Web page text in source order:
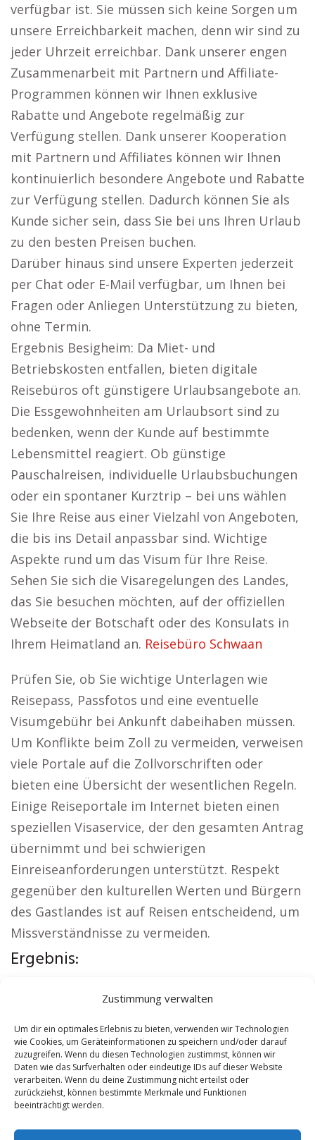
Zustimmung verwalten
Um dir ein optimales Erlebnis zu bieten, verwenden wir Technologien
wie Cookies, um Geräteinformationen zu speichern und/oder darauf
zuzugreifen. Wenn du diesen Technologien zustimmst, können wir
Daten wie das Surfverhalten oder eindeutige IDs auf dieser Website
verarbeiten. Wenn du deine Zustimmung nicht erteilst oder
zurückziehst, können bestimmte Merkmale und Funktionen
beeinträchtigt werden.
verfügbar ist. Sie müssen sich keine Sorgen um
unsere Erreichbarkeit machen, denn wir sind zu
jeder Uhrzeit erreichbar. Dank unserer engen
Zusammenarbeit mit Partnern und Affiliate-
Programmen können wir Ihnen exklusive
Rabatte und Angebote regelmäßig zur
Verfügung stellen. Dank unserer Kooperation
mit Partnern und Affiliates können wir Ihnen
kontinuierlich besondere Angebote und Rabatte
zur Verfügung stellen. Dadurch können Sie als
Kunde sicher sein, dass Sie bei uns Ihren Urlaub
zu den besten Preisen buchen.
Darüber hinaus sind unsere Experten jederzeit
per Chat oder E-Mail verfügbar, um Ihnen bei
Fragen oder Anliegen Unterstützung zu bieten,
ohne Termin.
Ergebnis Besigheim: Da Miet- und
Betriebskosten entfallen, bieten digitale
Reisebüros oft günstigere Urlaubsangebote an.
Die Essgewohnheiten am Urlaubsort sind zu
bedenken, wenn der Kunde auf bestimmte
Lebensmittel reagiert. Ob günstige
Pauschalreisen, individuelle Urlaubsbuchungen
oder ein spontaner Kurztrip – bei uns wählen
Sie Ihre Reise aus einer Vielzahl von Angeboten,
die bis ins Detail anpassbar sind. Wichtige
Aspekte rund um das Visum für Ihre Reise.
Sehen Sie sich die Visaregelungen des Landes,
das Sie besuchen möchten, auf der offiziellen
Webseite der Botschaft oder des Konsulats in
Ihrem Heimatland an. Reisebüro Schwaan
Prüfen Sie, ob Sie wichtige Unterlagen wie
Reisepass, Passfotos und eine eventuelle
Visumgebühr bei Ankunft dabeihaben müssen.
Um Konflikte beim Zoll zu vermeiden, verweisen
viele Portale auf die Zollvorschriften oder
bieten eine Übersicht der wesentlichen Regeln.
Einige Reiseportale im Internet bieten einen
speziellen Visaservice, der den gesamten Antrag
übernimmt und bei schwierigen
Einreiseanforderungen unterstützt. Respekt
gegenüber den kulturellen Werten und Bürgern
des Gastlandes ist auf Reisen entscheidend, um
Missverständnisse zu vermeiden.
Ergebnis:
Autovermietung Besigheim|Sicherheitsdienst
Besigheim|Hauskauf Besigheim|Hundeschule
Besigheim|Schamane Besigheim
Contents [show]
No tags for this post.